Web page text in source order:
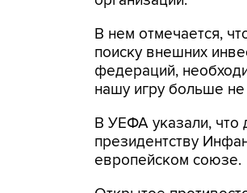
В нем отмечается,
поиску внешних
федераций,
нашу игру больше не
В УЕФА указали,
президентству
европейском союзе.